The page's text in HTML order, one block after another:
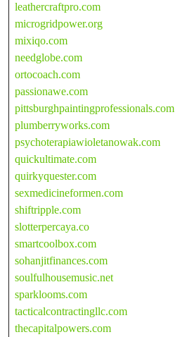
leathercraftpro.com
microgridpower.org
mixiqo.com
needglobe.com
ortocoach.com
passionawe.com
pittsburghpaintingprofessionals.com
plumberryworks.com
psychoterapiawioletanowak.com
quickultimate.com
quirkyquester.com
sexmedicineformen.com
shiftripple.com
slotterpercaya.co
smartcoolbox.com
sohanjitfinances.com
soulfulhousemusic.net
sparklooms.com
tacticalcontractingllc.com
thecapitalpowers.com